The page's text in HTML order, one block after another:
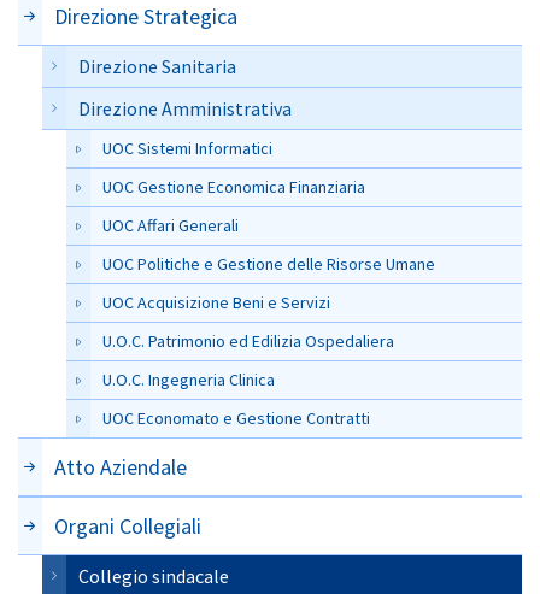
Direzione Strategica
Direzione Sanitaria
Direzione Amministrativa
UOC Sistemi Informatici
UOC Gestione Economica Finanziaria
UOC Affari Generali
UOC Politiche e Gestione delle Risorse Umane
UOC Acquisizione Beni e Servizi
U.O.C. Patrimonio ed Edilizia Ospedaliera
U.O.C. Ingegneria Clinica
UOC Economato e Gestione Contratti
Atto Aziendale
Organi Collegiali
Collegio sindacale